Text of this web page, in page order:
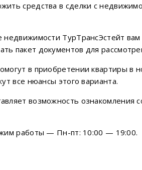
средства в сделки с
ТурТрансЭстейт
пакет документов для
в приобретении квартиры в
все нюансы этого варианта.
возможность ознакомления
работы — Пн-пт: 10:00 — 19:00.